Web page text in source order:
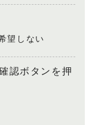
望しない
認ボタンを押